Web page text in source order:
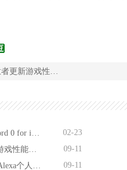
02-23
09-11
09-11